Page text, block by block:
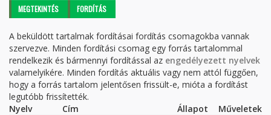
Elsődleges fülek
MEGTEKINTÉS FORDÍTÁS
A beküldött tartalmak fordításai fordítás csomagokba vannak
szervezve. Minden fordítási csomag egy forrás tartalommal
rendelkezik és bármennyi fordítással az engedélyezett nyelvek
valamelyikére. Minden fordítás aktuális vagy nem attól függően,
hogy a forrás tartalom jelentősen frissült-e, mióta a fordítást
legutóbb frissítették.
Nyelv
Cím Állapot
Műveletek